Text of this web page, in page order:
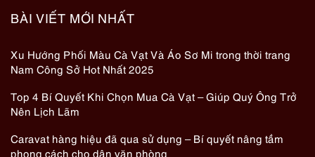
BÀI VIẾT MỚI NHẤT
Xu Hướng Phối Màu Cà Vạt Và Áo Sơ Mi trong thời trang
Nam Công Sở Hot Nhất 2025
Top 4 Bí Quyết Khi Chọn Mua Cà Vạt – Giúp Quý Ông Trở
Nên Lịch Lãm
Caravat hàng hiệu đã qua sử dụng – Bí quyết nâng tầm
phong cách cho dân văn phòng